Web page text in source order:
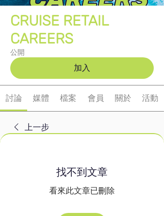
CRUISE RETAIL
CAREERS
公開
加入
討論 媒體 檔案 會員 關於 活動
上一步
找不到文章
看來此文章已刪除